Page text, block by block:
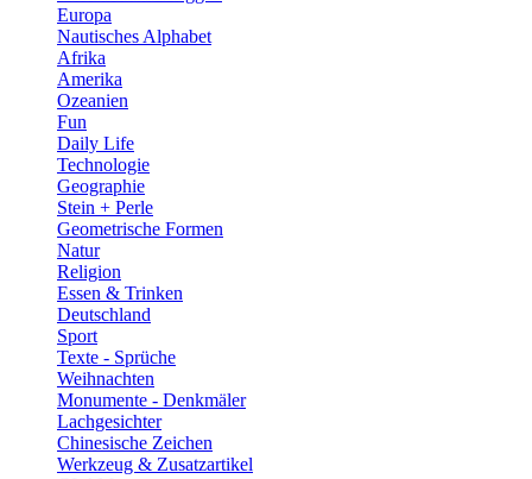
Europa
Nautisches Alphabet
Afrika
Amerika
Ozeanien
Fun
Daily Life
Technologie
Geographie
Stein + Perle
Geometrische Formen
Natur
Religion
Essen & Trinken
Deutschland
Sport
Texte - Sprüche
Weihnachten
Monumente - Denkmäler
Lachgesichter
Chinesische Zeichen
Werkzeug & Zusatzartikel